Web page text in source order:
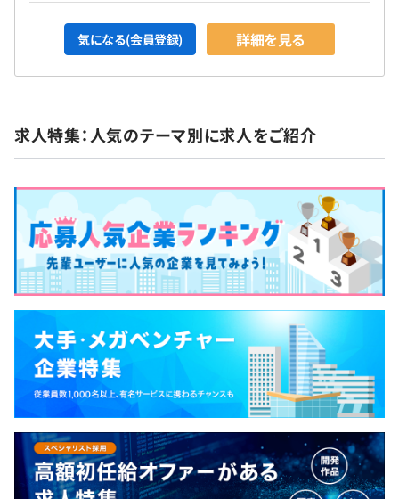
気になる(会員登録) 詳細を見る
求人特集：人気のテーマ別に求人をご紹介